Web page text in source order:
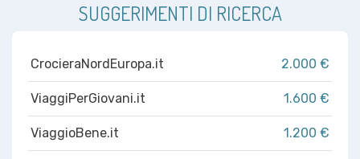
SUGGERIMENTI DI RICERCA
CrocieraNordEuropa.it 2.000 €
ViaggiPerGiovani.it 1.600 €
ViaggioBene.it 1.200 €